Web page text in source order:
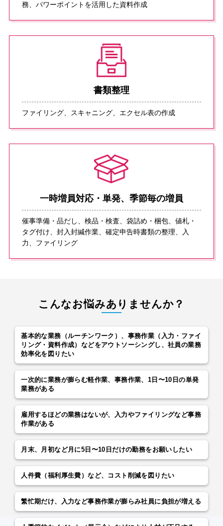
務、パワーポイントを活⽤した資料作成
書類整理
ファイリング、スキャニング、エクセル表の作成
⼀時増員対応・単発、季節毎の増員
催事準備・品だし、検品・検査、袋詰め・梱包、値札・
タグ付け、封⼊封緘作業、確定申告時書類の整理、⼊
⼒、ファイリング
こんなお悩みありませんか？
基本的な業務（ルーチンワーク）、事務作業（⼊⼒・ファイ
リング・資料作成）などをアウトソーシングし、社員の業務
効率化を図りたい
⼀次的に業務が膨らむ軽作業、事務作業、1⽇〜10⽇の単発
業務がある
雇⽤するほどの業務はないが、⼊⼒やファイリングなど事務
作業がある
⽉末、⽉初など⽉に5⽇〜10⽇だけの勤務をお願いしたい
⼈件費（福利厚⽣費）など、コスト削減を図りたい
繁忙期だけ、⼊⼒など事務作業が膨らみ社員に負担が増える